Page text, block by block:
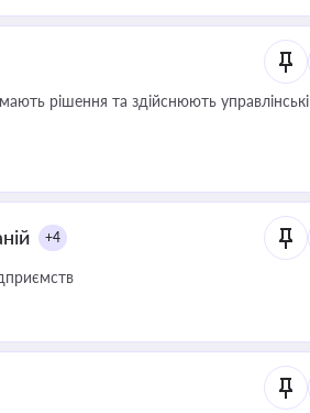
рішення та здійснюють управлінські
+4